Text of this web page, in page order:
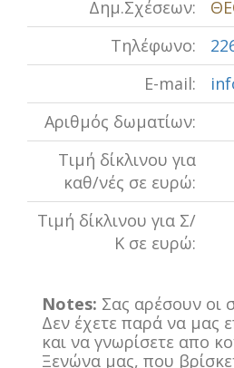
Δημ.Σχέσεων:
Τηλέφωνο:
E-mail:
Αριθμός δωματίων:
Τιμή δίκλινου για
καθ/νές σε ευρώ:
Τιμή δίκλινου για Σ/
Κ σε ευρώ:
Notes: Σας αρέσουν οι
Δεν έχετε παρά να μας
και να γνωρίσετε απο
Ξενώνα μας, που